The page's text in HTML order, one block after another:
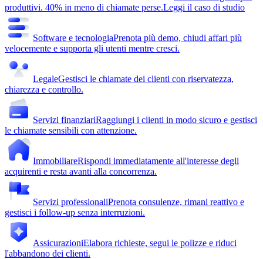
produttivi. 40% in meno di chiamate perse.Leggi il caso di studio
Software e tecnologiaPrenota più demo, chiudi affari più
velocemente e supporta gli utenti mentre cresci.
LegaleGestisci le chiamate dei clienti con riservatezza,
chiarezza e controllo.
Servizi finanziariRaggiungi i clienti in modo sicuro e gestisci
le chiamate sensibili con attenzione.
ImmobiliareRispondi immediatamente all'interesse degli
acquirenti e resta avanti alla concorrenza.
Servizi professionaliPrenota consulenze, rimani reattivo e
gestisci i follow-up senza interruzioni.
AssicurazioniElabora richieste, segui le polizze e riduci
l'abbandono dei clienti.